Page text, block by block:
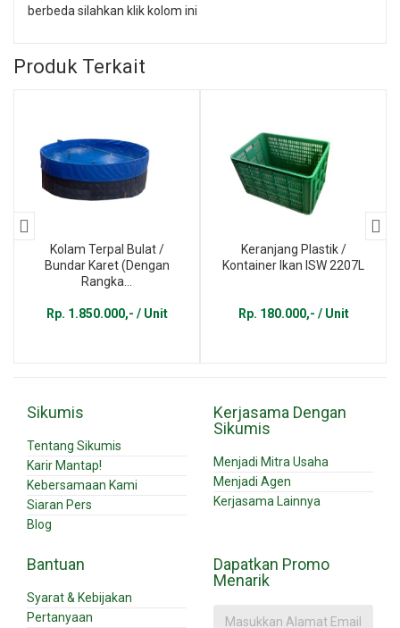
berbeda silahkan klik kolom ini
Produk Terkait
Kolam Terpal Bulat /
Bundar Karet (Dengan
Rangka...
Rp. 1.850.000,- / Unit
Keranjang Plastik /
Kontainer Ikan ISW 2207L
Rp. 180.000,- / Unit
Sikumis
Tentang Sikumis
Karir Mantap!
Kebersamaan Kami
Siaran Pers
Blog
Kerjasama Dengan
Sikumis
Menjadi Mitra Usaha
Menjadi Agen
Kerjasama Lainnya
Bantuan
Syarat & Kebijakan
Pertanyaan
Dapatkan Promo
Menarik